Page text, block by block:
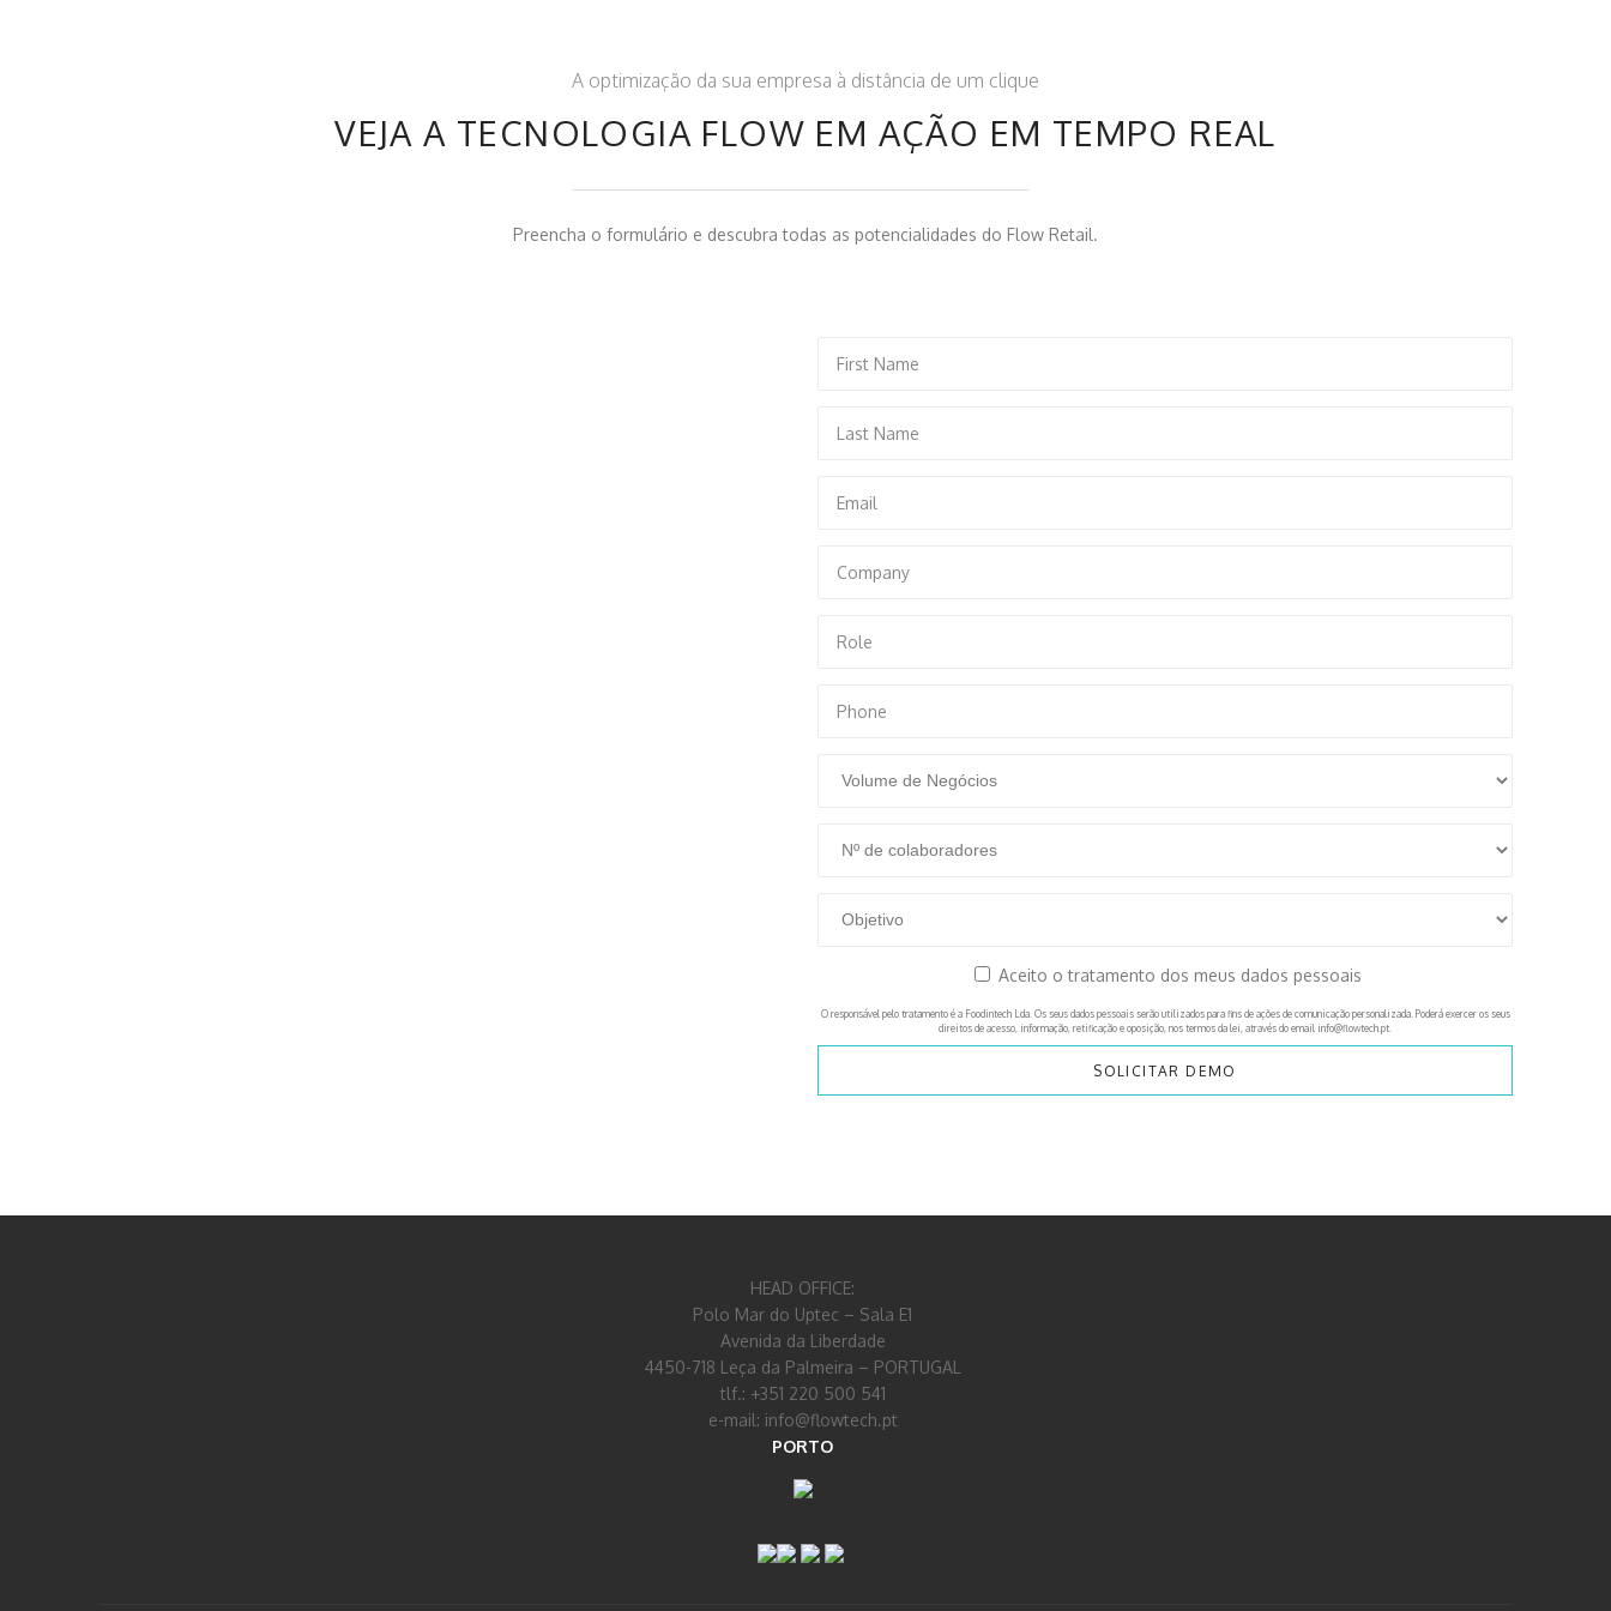
A optimização da sua empresa à distância de um clique
VEJA A TECNOLOGIA FLOW EM AÇÃO EM TEMPO REAL
Preencha o formulário e descubra todas as potencialidades do Flow Retail.
Aceito o tratamento dos meus dados pessoais
O responsável pelo tratamento é a Foodintech Lda. Os seus dados pessoais serão utilizados para fins de ações de comunicação personalizada. Poderá exercer os seus
direitos de acesso, informação, retificação e oposição, nos termos da lei, através do email info@flowtech.pt.
SOLICITAR DEMO
HEAD OFFICE:
Polo Mar do Uptec – Sala E1
Avenida da Liberdade
4450-718 Leça da Palmeira – PORTUGAL
tlf.: +351 220 500 541
e-mail: info@flowtech.pt
PORTO